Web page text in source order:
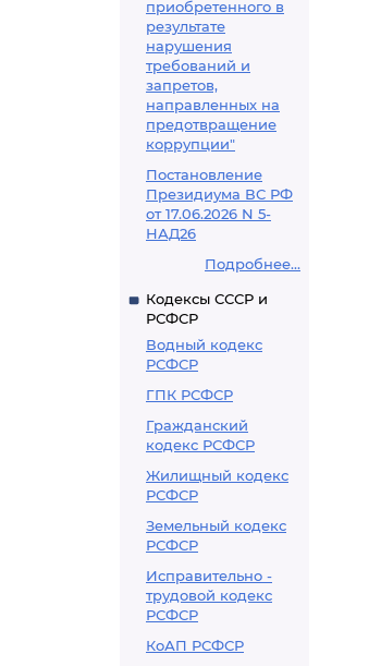
приобретенного в
результате
нарушения
требований и
запретов,
направленных на
предотвращение
коррупции"
Постановление
Президиума ВС РФ
от 17.06.2026 N 5-
НАД26
Подробнее...
Кодексы СССР и
РСФСР
Водный кодекс
РСФСР
ГПК РСФСР
Гражданский
кодекс РСФСР
Жилищный кодекс
РСФСР
Земельный кодекс
РСФСР
Исправительно -
трудовой кодекс
РСФСР
КоАП РСФСР